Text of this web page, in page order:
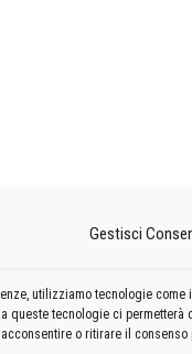
Gestisci
utilizziamo tecnologie
queste tecnologie ci
acconsentire o ritirare il